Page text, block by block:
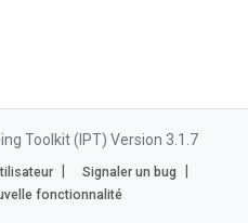
Toolkit (IPT) Version 3.1.7
Signaler un bug
fonctionnalité